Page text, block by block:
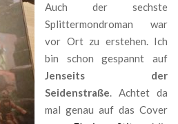
Auch der sechste
Splittermondroman war
vor Ort zu erstehen. Ich
bin schon gespannt auf
Jenseits der
Seidenstraße. Achtet da
mal genau auf das Cover